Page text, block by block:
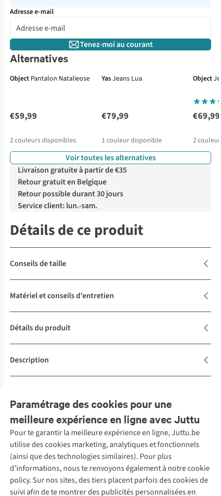
Adresse e-mail
Tenez-moi au courant
Alternatives
Object Pantalon Natalieose
€59,99
2couleurs disponibles
YasJeans Lua
€79,99
1 couleur disponible
Object
€69,99
2
Voir toutes les alternatives
Livraison gratuite à partir de €35
Retour gratuit en Belgique
Retour possible durant 30 jours
Service client: lun.-sam.
Détails de ce produit
Conseils de taille
Matériel et conseils d'entretien
Détails du produit
Description
Complétez le look
Achète la tenue
Paramétrage des cookies pour une
meilleure expérience en ligne avec Juttu
Pour te garantir la meilleure expérience en ligne, Juttu.be
utilise des cookies marketing, analytiques et fonctionnels
(ainsi que des technologies similaires). Pour plus
d’informations, nous te renvoyons également à notre cookie
policy. Sur nos sites, des tiers placent parfois des cookies de
suivi afin de te montrer des publicités personnalisées en
Service client
Questions fréquentes
Commander
Payer
Nos services
Vintage - ReJUsed